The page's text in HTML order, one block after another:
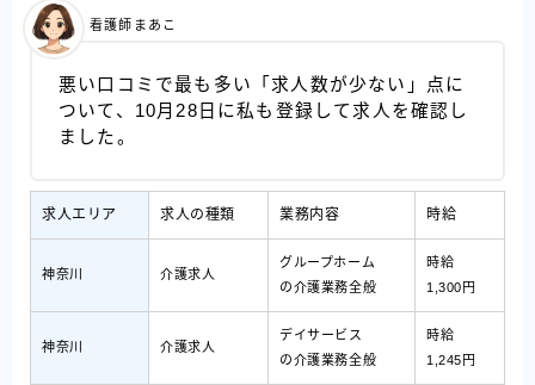
悪い口コミで最も多い「求人数が少ない」点に
ついて、10月28日に私も登録して求人を確認し
ました。
看護師まあこ
求人エリア 求人の種類 業務内容 時給
神奈川 介護求人
グループホーム
の介護業務全般
時給
1,300円
神奈川 介護求人
デイサービス
の介護業務全般
時給
1,245円